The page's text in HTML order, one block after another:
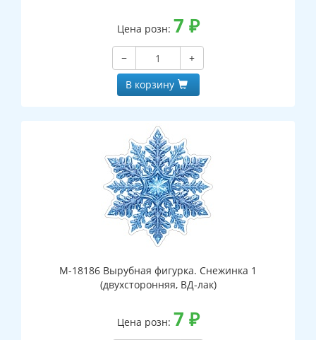
Цена розн: 7 ₽
−
+
В корзину
М-18186 Вырубная фигурка. Снежинка 1
(двухсторонняя, ВД-лак)
Цена розн: 7 ₽